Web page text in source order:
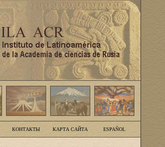
КОНТАКТЫ КАРТА САЙТА ESPAÑOL